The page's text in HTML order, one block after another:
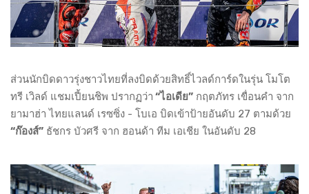
ส่วนนักบิดดาวรุ่งชาวไทยที่ลงบิดด้วยสิทธิ์ไวลด์การ์ดในรุ่น โมโต
ทรี เวิลด์ แชมเปี้ยนชิพ ปรากฏว่า “ไอเดีย” กฤตภัทร เขื่อนคำ จาก
ยามาฮ่า ไทยแลนด์ เรซซิ่ง - โบเอ บิดเข้าป้ายอันดับ 27 ตามด้วย
“ก๊องส์” ธัชกร บัวศรี จาก ฮอนด้า ทีม เอเชีย ในอันดับ 28